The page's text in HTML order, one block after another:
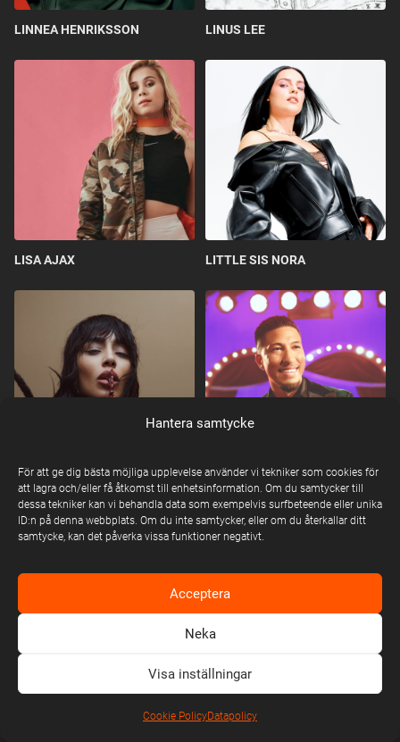
Hantera samtycke
För att ge dig bästa möjliga upplevelse använder vi tekniker som cookies för
att lagra och/eller få åtkomst till enhetsinformation. Om du samtycker till
dessa tekniker kan vi behandla data som exempelvis surfbeteende eller unika
ID:n på denna webbplats. Om du inte samtycker, eller om du återkallar ditt
samtycke, kan det påverka vissa funktioner negativt.
Acceptera
Neka
Visa inställningar
Cookie PolicyDatapolicy
LINNEA HENRIKSSON LINUS LEE
LISA AJAX LITTLE SIS NORA
LOREEN LUCIANOZ
MAJA IVARSSON